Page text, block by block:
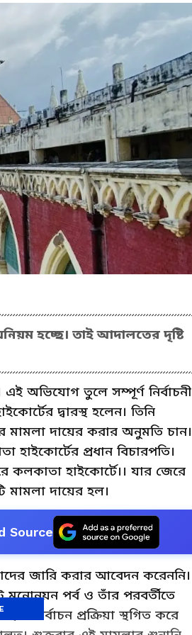
হচ্ছে। তাই আদালতের দৃষ্টি
অভিযোগ তুলে সম্পূর্ণ নির্বাচনী
দ্বারস্থ হলেন। তিনি
মামলা দায়ের করার অনুমতি চান।
হাইকোর্টের প্রধান বিচারপতি।
কলকাতা হাইকোর্টে।। যার জেরে
দায়ের হল।
Source
জারি করার আবেদন করেননি।
পর্ব ও তাঁর পরবর্তীতে
নির্বাচন প্রক্রিয়া স্থগিত করে